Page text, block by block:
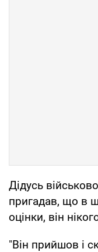
Дідусь
пригадав, що в
оцінки, він
"Він прийшов і